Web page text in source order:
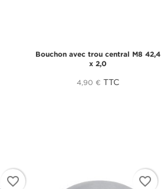
Bouchon avec trou central M8 42,4
x 2,0
4,90 € TTC
favorite_border favorite_border